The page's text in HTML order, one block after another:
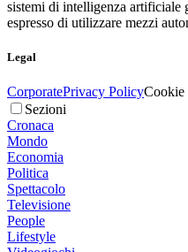
sistemi di intelligenza artificiale
espresso di utilizzare mezzi
Legal
CorporatePrivacy PolicyCookie
Sezioni
Cronaca
Mondo
Economia
Politica
Spettacolo
Televisione
People
Lifestyle